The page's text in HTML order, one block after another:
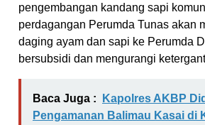
pengembangan kandang sapi
perdagangan Perumda Tunas akan
daging ayam dan sapi ke Perumda
bersubsidi dan mengurangi
Baca Juga :
Kapolres AKBP
Pengamanan Balimau Kasai di